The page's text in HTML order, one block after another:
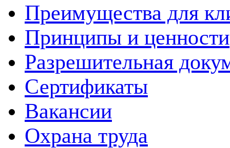
Преимущества для
Принципы и ценности
Разрешительная
Сертификаты
Вакансии
Охрана труда